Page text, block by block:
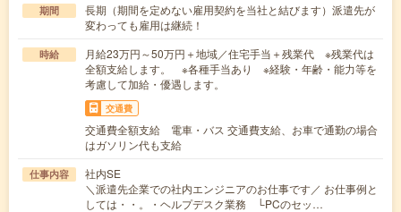
期間
長期（期間を定めない雇用契約を当社と結びます）派遣先が
変わっても雇用は継続！
時給
月給23万円～50万円＋地域／住宅手当＋残業代 ※残業代は
全額支給します。 ※各種手当あり ※経験・年齢・能力等を
考慮して加給・優遇します。
交通費
交通費全額支給 電車・バス 交通費支給、お車で通勤の場合
はガソリン代も支給
仕事内容
社内SE
＼派遣先企業での社内エンジニアのお仕事です／ お仕事例と
しては・・。・ヘルプデスク業務 └PCのセッ…